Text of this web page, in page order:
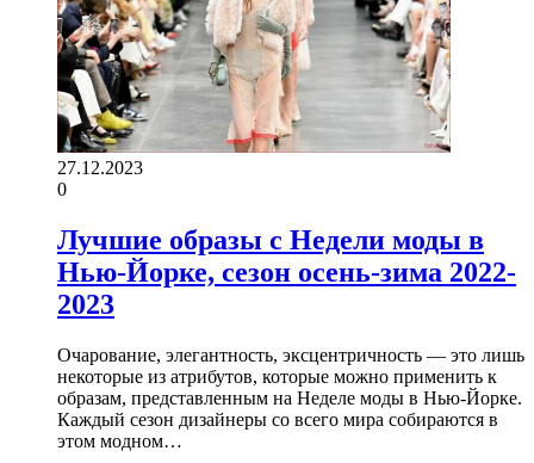
27.12.2023
0
Лучшие образы с Недели моды в
Нью-Йорке, сезон осень-зима 2022-
2023
Очарование, элегантность, эксцентричность — это лишь
некоторые из атрибутов, которые можно применить к
образам, представленным на Неделе моды в Нью-Йорке.
Каждый сезон дизайнеры со всего мира собираются в
этом модном…